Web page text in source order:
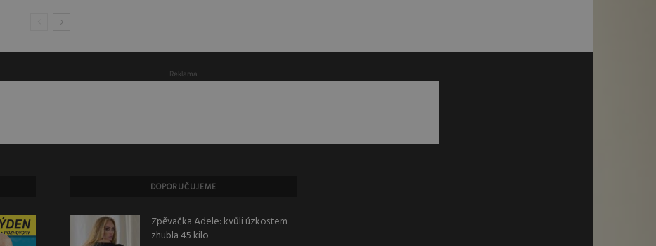
Reklama
DOPORUČUJEME
Zpěvačka Adele: kvůli úzkostem
zhubla 45 kilo